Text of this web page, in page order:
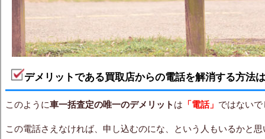
デメリットである買取店からの電話を解消する方法
このように車一括査定の唯一のデメリット は 「電話」 ではない
この電話さえなければ、申し込むのにな、という人もいるかと